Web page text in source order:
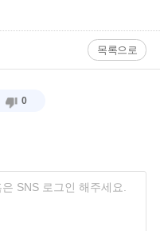
목록으로
0